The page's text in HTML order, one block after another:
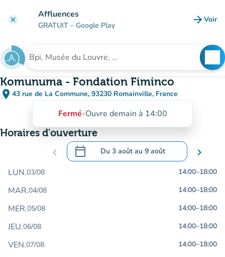
clear Affluences
GRATUIT – Google Play arrow_forward Voir
Rechercher un établissement
Komunuma - Fondation Fiminco
place 43 rue de La Commune, 93230 Romainville, France
(ouvrir dans Google Maps)
(nouvel onglet)
Fermé-Ouvre demain à 14:00
Horaires d'ouverture
chevron_left calendar_today Du 3 aoûtau 9 août
.Ouvrir le calendrier pour changer de
chevron_right
LUN.03/08 14:00–18:00
MAR.04/08 14:00–18:00
MER.05/08 14:00–18:00
JEU.06/08 14:00–18:00
VEN.07/08 14:00–18:00